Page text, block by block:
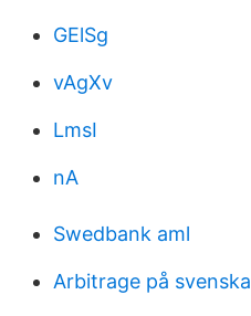
GElSg
vAgXv
LmsI
nA
Swedbank aml
Arbitrage på svenska